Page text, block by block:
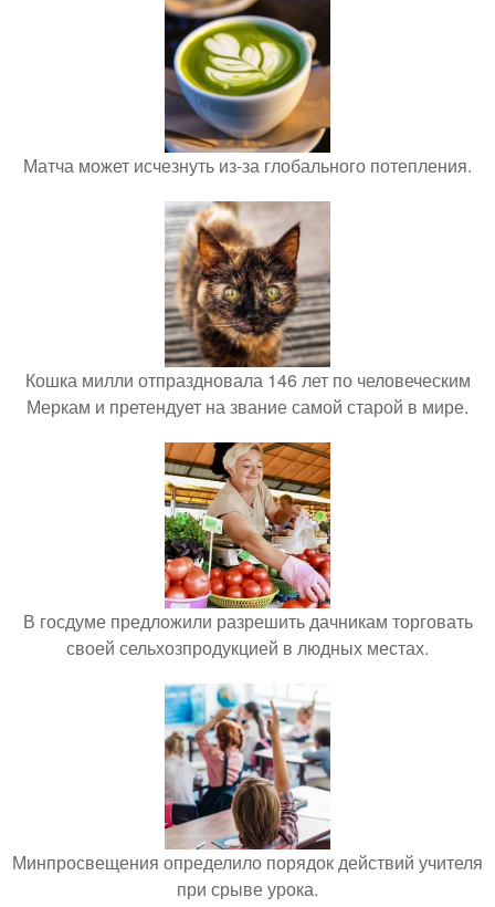
Матча может исчезнуть из-за глобального потепления.
Кошка милли отпраздновала 146 лет по человеческим
Меркам и претендует на звание самой старой в мире.
В госдуме предложили разрешить дачникам торговать
своей сельхозпродукцией в людных местах.
Минпросвещения определило порядок действий учителя
при срыве урока.